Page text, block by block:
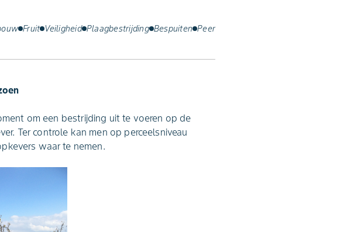
Fruit Veiligheid Plaagbestrijding Bespuiten Peer
om een bestrijding uit te voeren op de
Ter controle kan men op perceelsniveau
waar te nemen.